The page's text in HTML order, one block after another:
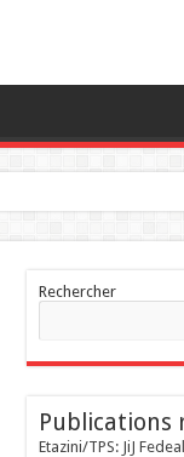
Rechercher
Publications
Etazini/TPS: JiJ